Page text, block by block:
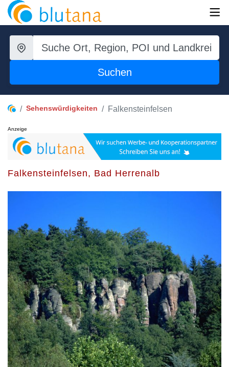
Suchen
Sehenswürdigkeiten Falkensteinfelsen
Anzeige
Falkensteinfelsen, Bad Herrenalb